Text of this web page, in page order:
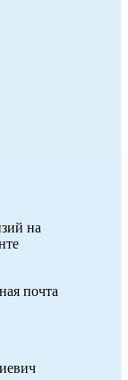
на
почта